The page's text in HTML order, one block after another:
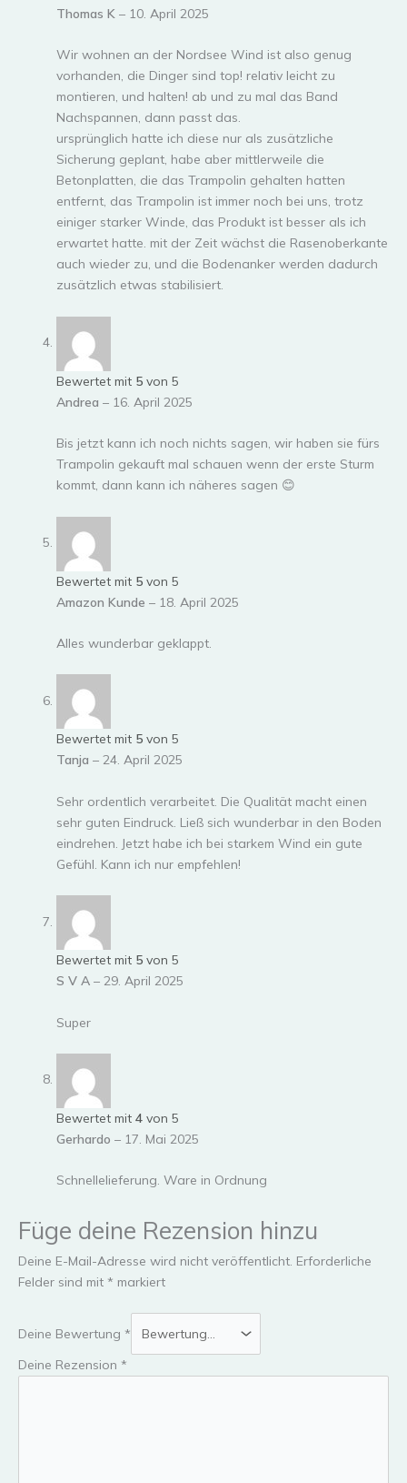
Thomas K – 10. April 2025
Wir wohnen an der Nordsee Wind ist also genug
vorhanden, die Dinger sind top! relativ leicht zu
montieren, und halten! ab und zu mal das Band
Nachspannen, dann passt das.
ursprünglich hatte ich diese nur als zusätzliche
Sicherung geplant, habe aber mittlerweile die
Betonplatten, die das Trampolin gehalten hatten
entfernt, das Trampolin ist immer noch bei uns, trotz
einiger starker Winde, das Produkt ist besser als ich
erwartet hatte. mit der Zeit wächst die Rasenoberkante
auch wieder zu, und die Bodenanker werden dadurch
zusätzlich etwas stabilisiert.
Bewertet mit 5 von 5
Andrea – 16. April 2025
Bis jetzt kann ich noch nichts sagen, wir haben sie fürs
Trampolin gekauft mal schauen wenn der erste Sturm
kommt, dann kann ich näheres sagen 😊
Bewertet mit 5 von 5
Amazon Kunde – 18. April 2025
Alles wunderbar geklappt.
Bewertet mit 5 von 5
Tanja – 24. April 2025
Sehr ordentlich verarbeitet. Die Qualität macht einen
sehr guten Eindruck. Ließ sich wunderbar in den Boden
eindrehen. Jetzt habe ich bei starkem Wind ein gute
Gefühl. Kann ich nur empfehlen!
Bewertet mit 5 von 5
S V A – 29. April 2025
Super
Bewertet mit 4 von 5
Gerhardo – 17. Mai 2025
Schnellelieferung. Ware in Ordnung
Füge deine Rezension hinzu
Deine E-Mail-Adresse wird nicht veröffentlicht. Erforderliche
Felder sind mit * markiert
Deine Bewertung *
Deine Rezension *